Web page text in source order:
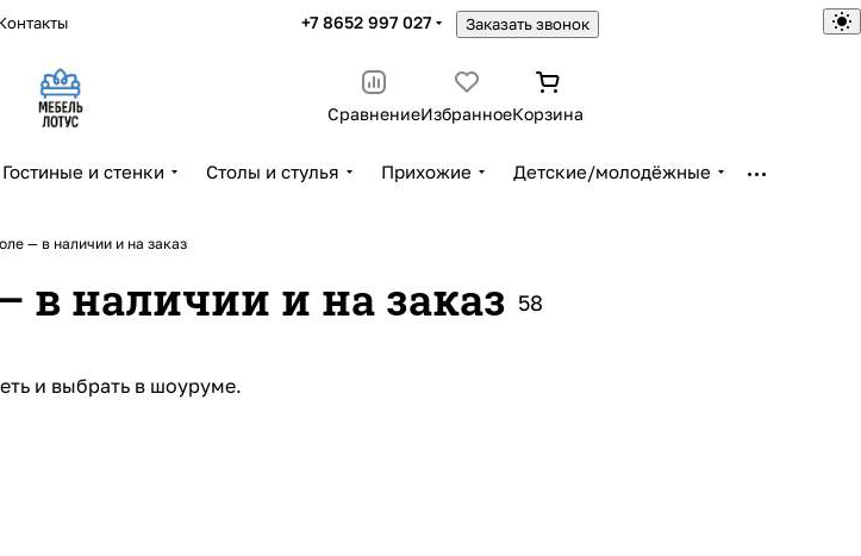
+7 8652 997 027 Заказать звонок
СравнениеИзбранноеКорзина
Гостиные и стенки Столы и стулья Прихожие Детские/молодёжные
— в наличии и на заказ
в наличии и на заказ 58
и выбрать в шоуруме.